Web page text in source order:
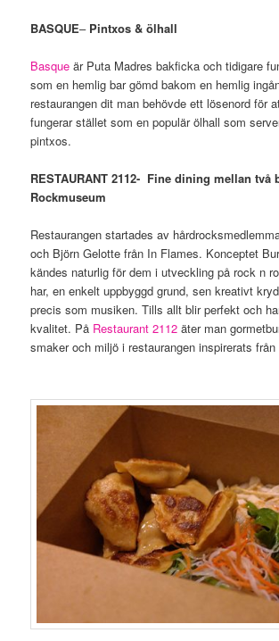
BASQUE– Pintxos & ölhall
Basque är Puta Madres bakficka och tidigare
som en hemlig bar gömd bakom en hemlig
restaurangen dit man behövde ett lösenord för
fungerar stället som en populär ölhall som
pintxos.
RESTAURANT 2112- Fine dining mellan två
Rockmuseum
Restaurangen startades av
och Björn Gelotte från In Flames. Konceptet
kändes naturlig för dem i utveckling på rock n
har, en enkelt uppbyggd grund, sen kreativt
precis som musiken. Tills allt blir perfekt och
kvalitet. På Restaurant 2112 äter man
smaker och miljö i restaurangen inspirerats från